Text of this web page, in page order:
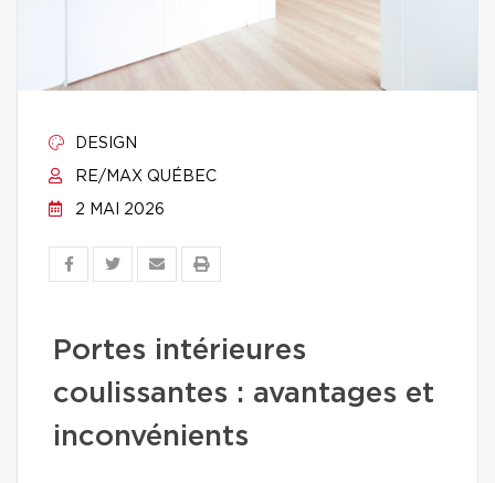
DESIGN
RE/MAX QUÉBEC
2 MAI 2026
Portes intérieures
coulissantes : avantages et
inconvénients